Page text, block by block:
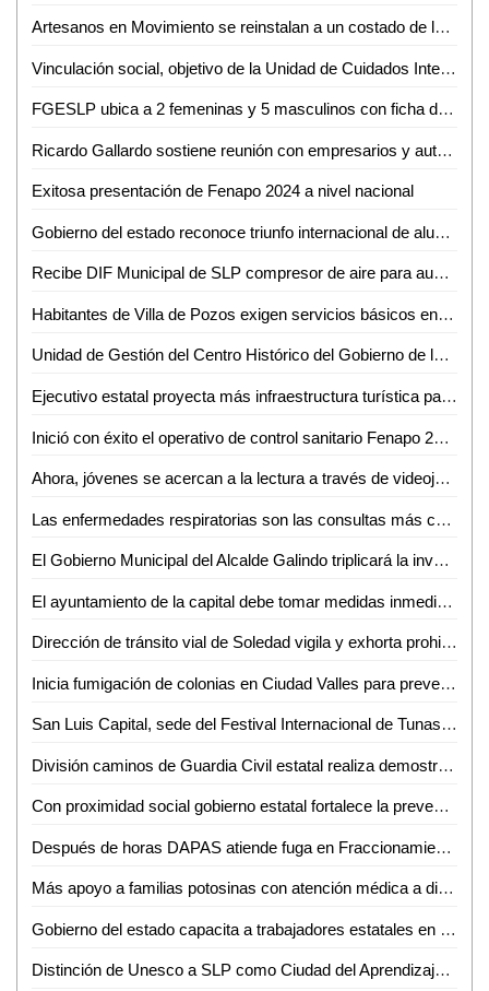
Artesanos en Movimiento se reinstalan a un costado de la Plaza Principal de Ciudad Valles
Vinculación social, objetivo de la Unidad de Cuidados Integrales e Investigación en Salud de la UASLP
FGESLP ubica a 2 femeninas y 5 masculinos con ficha de búsqueda en el estado
Ricardo Gallardo sostiene reunión con empresarios y autoridades de Estados Unidos
Exitosa presentación de Fenapo 2024 a nivel nacional
Gobierno del estado reconoce triunfo internacional de alumno de cobach
Recibe DIF Municipal de SLP compresor de aire para aumentar la calidad en el servicio dental de la UBR Maravillas
Habitantes de Villa de Pozos exigen servicios básicos en Palacio de Gobierno
Unidad de Gestión del Centro Histórico del Gobierno de la Capital mantiene labores de mejoramiento y conservación en SLP
Ejecutivo estatal proyecta más infraestructura turística para Xilitla
Inició con éxito el operativo de control sanitario Fenapo 2024
Ahora, jóvenes se acercan a la lectura a través de videojuegos, películas o series: docente de la EPM-UASLP
Las enfermedades respiratorias son las consultas más comunes en Valles: Jesús Baltierrez
El Gobierno Municipal del Alcalde Galindo triplicará la inversión al campo en los próximos tres años
El ayuntamiento de la capital debe tomar medidas inmediatas para reestablecer los servicios públicos en la demarcación de Villa de Pozos
Dirección de tránsito vial de Soledad vigila y exhorta prohibición de acceso al Río Santiago
Inicia fumigación de colonias en Ciudad Valles para prevenir brotes de dengue
San Luis Capital, sede del Festival Internacional de Tunas y Estudiantinas este fin de semana
División caminos de Guardia Civil estatal realiza demostración a niñas y niños de institución infantil
Con proximidad social gobierno estatal fortalece la prevención
Después de horas DAPAS atiende fuga en Fraccionamiento El Sol
Más apoyo a familias potosinas con atención médica a distancia
Gobierno del estado capacita a trabajadores estatales en ética e integridad
Distinción de Unesco a SLP como Ciudad del Aprendizaje muestra el progreso impulsado por el Gobierno de la Capital: AMPI